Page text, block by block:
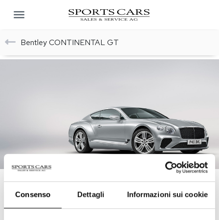
Consenso Dettagli Informazioni sui cookie
Bentley CONTINENTAL GT
RICHIEDA INFORMAZIONI